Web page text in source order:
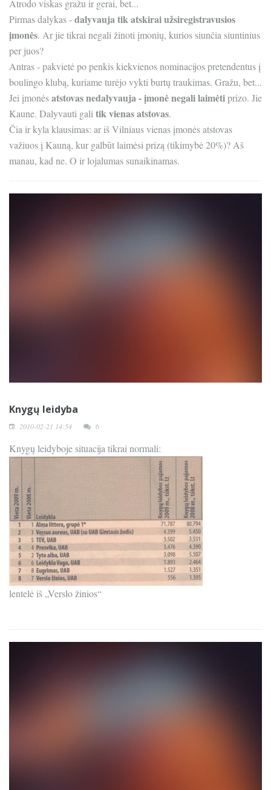
Atrodo viskas gražu ir gerai, bet...
Pirmas dalykas -dalyvauja tik atskirai užsiregistravusios
įmonės. Ar jie tikrai negali žinoti įmonių, kurios siunčia siuntinius
per juos?
Antras - pakvietė po penkis kiekvienos nominacijos pretendentus į
boulingo klubą, kuriame turėjo vykti burtų traukimas. Gražu, bet...
Jei įmonėsatstovas nedalyvauja - įmonė negali laimėtiprizo. Jie
Kaune. Dalyvauti gali tik vienas atstovas.
Čia ir kyla klausimas: ar iš Vilniaus vienas įmonės atstovas
važiuos į Kauną, kur galbūt laimėsi prizą (tikimybė 20%)? Aš
manau, kad ne. O ir lojalumas sunaikinamas.
Knygų leidyba
2010-02-21 14:54 6
Knygų leidyboje situacija tikrai normali:
lentelė iš „Verslo žinios“